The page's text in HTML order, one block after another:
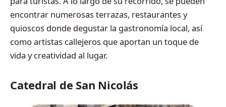
encontrar numerosas terrazas, restaurantes y
quioscos donde degustar la gastronomía local, así
como artistas callejeros que aportan un toque de
vida y creatividad al lugar.
Catedral de San Nicolás